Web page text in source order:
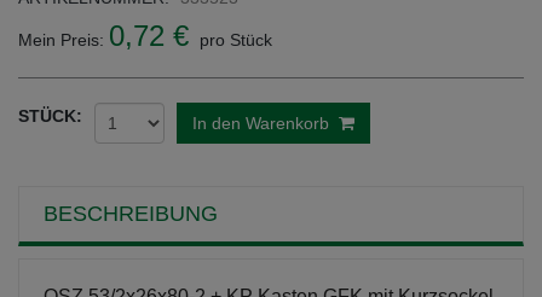
Mein Preis: 0,72 € pro Stück
STÜCK: In den Warenkorb
BESCHREIBUNG